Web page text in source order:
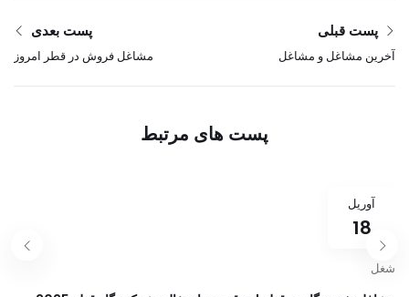
پست قبلی
آخرین مشاغل و مشاغل
پست بعدی
مشاغل فروش در قطر امروز
پست های مرتبط
آوریل
18
شغل